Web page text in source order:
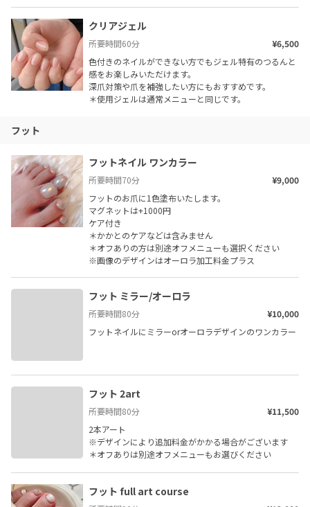
クリアジェル
所要時間60分
¥6,500
色付きのネイルができない方でもジェル特有のつるんと
感をお楽しみいただけます。
深爪対策や爪を補強したい方にもおすすめです。
＊使用ジェルは通常メニューと同じです。
フット
フットネイル ワンカラー
所要時間70分
¥9,000
フットのお爪に1色塗布いたします。
マグネットは+1000円
ケア付き
＊かかとのケアなどは含みません
＊オフありの方は別途オフメニューも選択ください
※画像のデザインはオーロラ加工料金プラス
フット ミラー/オーロラ
所要時間80分
¥10,000
フットネイルにミラーorオーロラデザインのワンカラー
フット 2art
所要時間80分
¥11,500
2本アート
※デザインにより追加料金がかかる場合がございます
＊オフありは別途オフメニューもお選びください
フット full art course